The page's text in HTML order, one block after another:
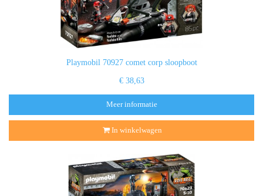
Playmobil 70927 comet corp sloopboot
€ 38,63
Meer informatie
In winkelwagen